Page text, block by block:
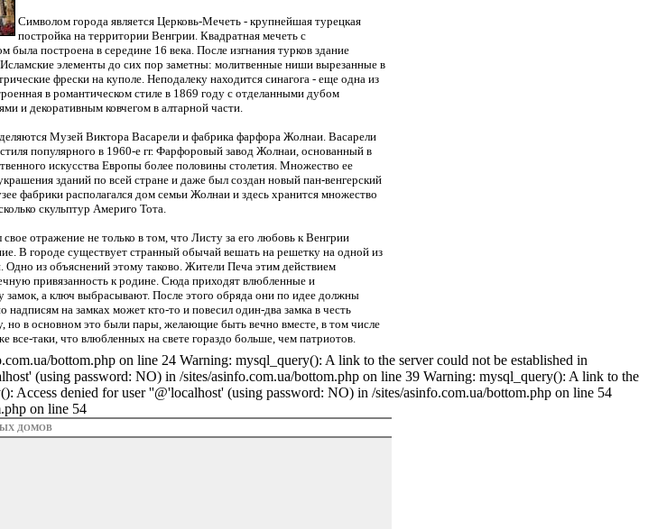
Символом города является Церковь-Мечеть - крупнейшая турецкая
постройка на территории Венгрии. Квадратная мечеть с
была построена в середине 16 века. После изгнания турков здание
элементы до сих пор заметны: молитвенные ниши вырезанные в
фрески на куполе. Неподалеку находится синагога - еще одна из
в романтическом стиле в 1869 году с отделанными дубом
и декоративным ковчегом в алтарной части.
Музей Виктора Васарели и фабрика фарфора Жолнаи. Васарели
популярного в 1960-е гг. Фарфоровый завод Жолнаи, основанный в
искусства Европы более половины столетия. Множество ее
зданий по всей стране и даже был создан новый пан-венгерский
фабрики располагался дом семьи Жолнаи и здесь хранится множество
скульптур Америго Тота.
отражение не только в том, что Листу за его любовь к Венгрии
В городе существует странный обычай вешать на решетку на одной из
из объяснений этому таково. Жители Печа этим действием
привязанность к родине. Сюда приходят влюбленные и
а ключ выбрасывают. После этого обряда они по идее должны
надписям на замках может кто-то и повесил один-два замка в честь
но в основном это были пары, желающие быть вечно вместе, в том числе
все-таки, что влюбленных на свете гораздо больше, чем патриотов.
bottom.php on line 24 Warning: mysql_query(): A link to the server could not be established in
(using password: NO) in /sites/asinfo.com.ua/bottom.php on line 39 Warning: mysql_query(): A link to the
Access denied for user ''@'localhost' (using password: NO) in /sites/asinfo.com.ua/bottom.php on line 54
on line 54
ДОМОВ